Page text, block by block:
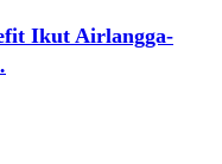
Ikut Airlangga-